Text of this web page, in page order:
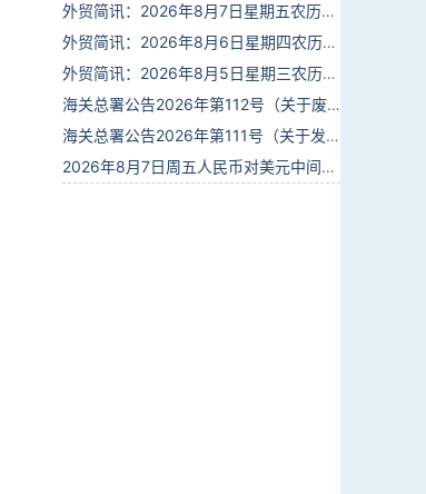
外贸简讯：2026年8月7日星期五农历六月廿五
外贸简讯：2026年8月6日星期四农历六月廿四
外贸简讯：2026年8月5日星期三农历六月廿三
海关总署公告2026年第112号（关于废止部分卫生检疫类规范性文件的公告）
海关总署公告2026年第111号（关于发布《进出境动植物检疫处理监督管理工作规定》《进出境卫生处理监督管理工作规定》的公告）
2026年8月7日周五人民币对美元中间价报6.7904调贬9个基点